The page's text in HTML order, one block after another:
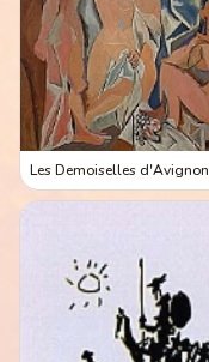
Les Demoiselles d'Avignon